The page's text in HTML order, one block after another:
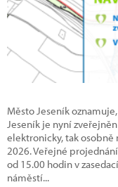
Město Jeseník
Jeseník je nyní
elektronicky, tak osobně
2026. Veřejné
od 15.00 hodin v
náměstí...